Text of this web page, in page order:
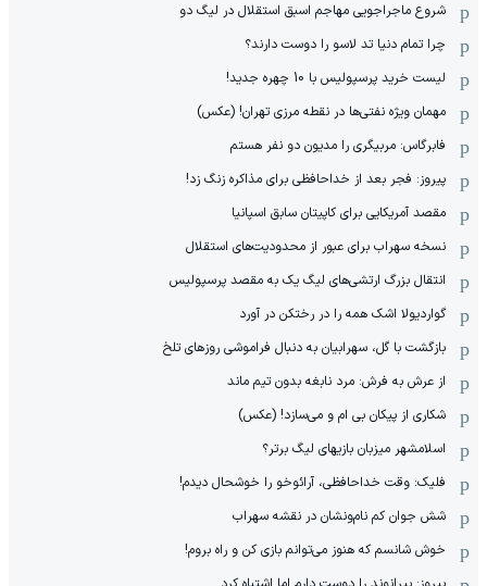
شروع ماجراجویی مهاجم اسبق استقلال در لیگ دو
چرا تمام دنیا تد لاسو را دوست دارند؟
لیست خرید پرسپولیس با 10 چهره جدید!
مهمان‌ ویژه نفتی‌ها در نقطه مرزی تهران! (عکس)
فابرگاس: مربیگری را مدیون دو نفر هستم
پیروز: فجر بعد از خداحافظی برای مذاکره زنگ زد!
مقصد آمریکایی برای کاپیتان سابق اسپانیا
نسخه سهراب برای عبور از محدودیت‌های استقلال
انتقال بزرگ ارتشی‌های لیگ یک به مقصد پرسپولیس
گواردیولا اشک همه را در رختکن در آورد
بازگشت با گل، سهرابیان به دنبال فراموشی روزهای تلخ
از عرش به فرش: مرد نابغه‌ بدون تیم ماند
شکاری از پیکان بی ام و می‌سازد! (عکس)
اسلامشهر میزبان بازیهای لیگ برتر؟
فلیک: وقت خداحافظی، آرائوخو را خوشحال دیدم!
شش جوان کم نام‌و‌نشان در نقشه سهراب
خوش شانسم که هنوز می‌توانم بازی کن و راه بروم!